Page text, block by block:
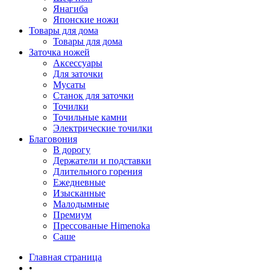
Янагиба
Японские ножи
Товары для дома
Товары для дома
Заточка ножей
Аксессуары
Для заточки
Мусаты
Станок для заточки
Точилки
Точильные камни
Электрические точилки
Благовония
В дорогу
Держатели и подставки
Длительного горения
Ежедневные
Изысканные
Малодымные
Премиум
Прессованые Himenoka
Саше
Главная страница
•